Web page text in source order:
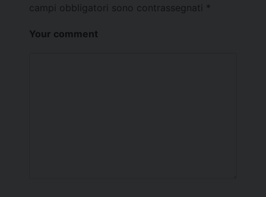
campi obbligatori sono contrassegnati *
Your comment